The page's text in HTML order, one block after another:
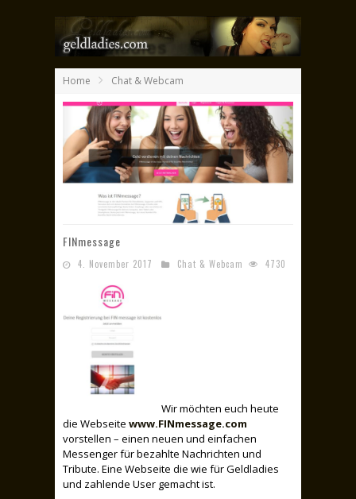
Home Chat & Webcam
FINmessage
4. November 2017 Chat & Webcam 4730
Wir möchten euch heute
die Webseite www.FINmessage.com
vorstellen – einen neuen und einfachen
Messenger für bezahlte Nachrichten und
Tribute. Eine Webseite die wie für Geldladies
und zahlende User gemacht ist.